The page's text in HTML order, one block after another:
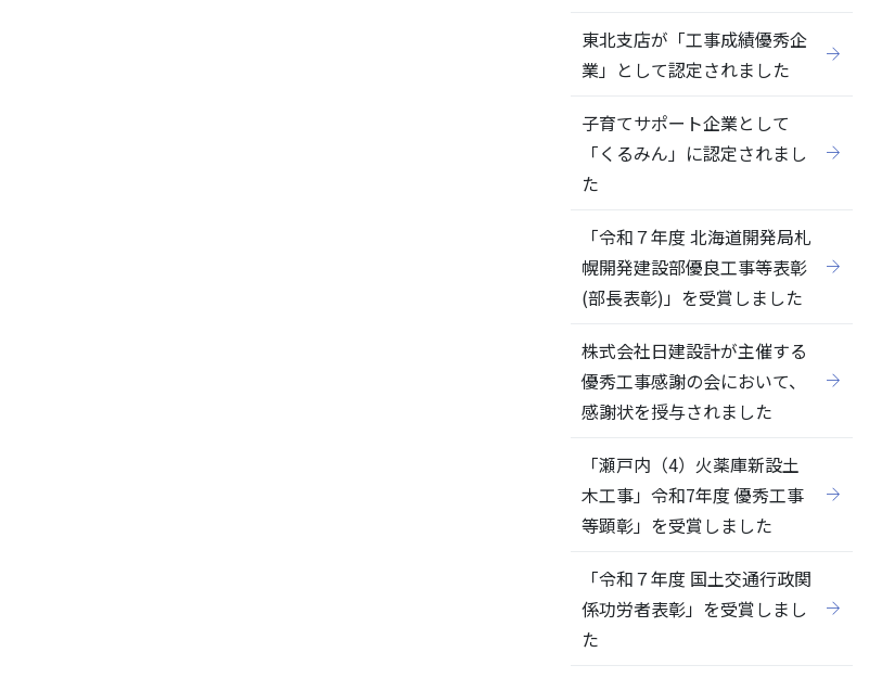
東北支店が「工事成績優秀企
業」として認定されました
子育てサポート企業として
「くるみん」に認定されまし
た
「令和７年度 北海道開発局札
幌開発建設部優良工事等表彰
(部長表彰)」を受賞しました
株式会社日建設計が主催する
優秀工事感謝の会において、
感謝状を授与されました
「瀬戸内（4）火薬庫新設土
木工事」令和7年度 優秀工事
等顕彰」を受賞しました
「令和７年度 国土交通行政関
係功労者表彰」を受賞しまし
た